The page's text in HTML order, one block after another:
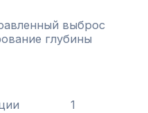
выброс
глубины
1